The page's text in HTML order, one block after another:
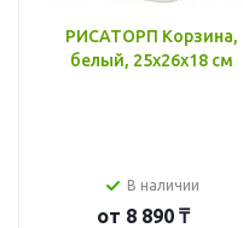
РИСАТОРП Корзина,
белый, 25x26x18 см
В наличии
от 8 890 ₸